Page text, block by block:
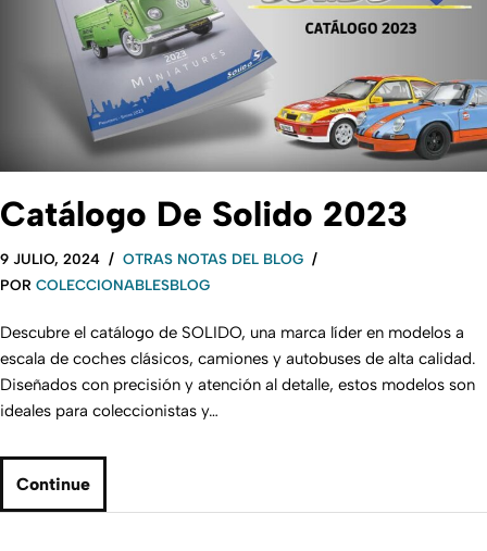
Catálogo De Solido 2023
9 JULIO, 2024
OTRAS NOTAS DEL BLOG
POR COLECCIONABLESBLOG
Descubre el catálogo de SOLIDO, una marca líder en modelos a
escala de coches clásicos, camiones y autobuses de alta calidad.
Diseñados con precisión y atención al detalle, estos modelos son
ideales para coleccionistas y…
Continue